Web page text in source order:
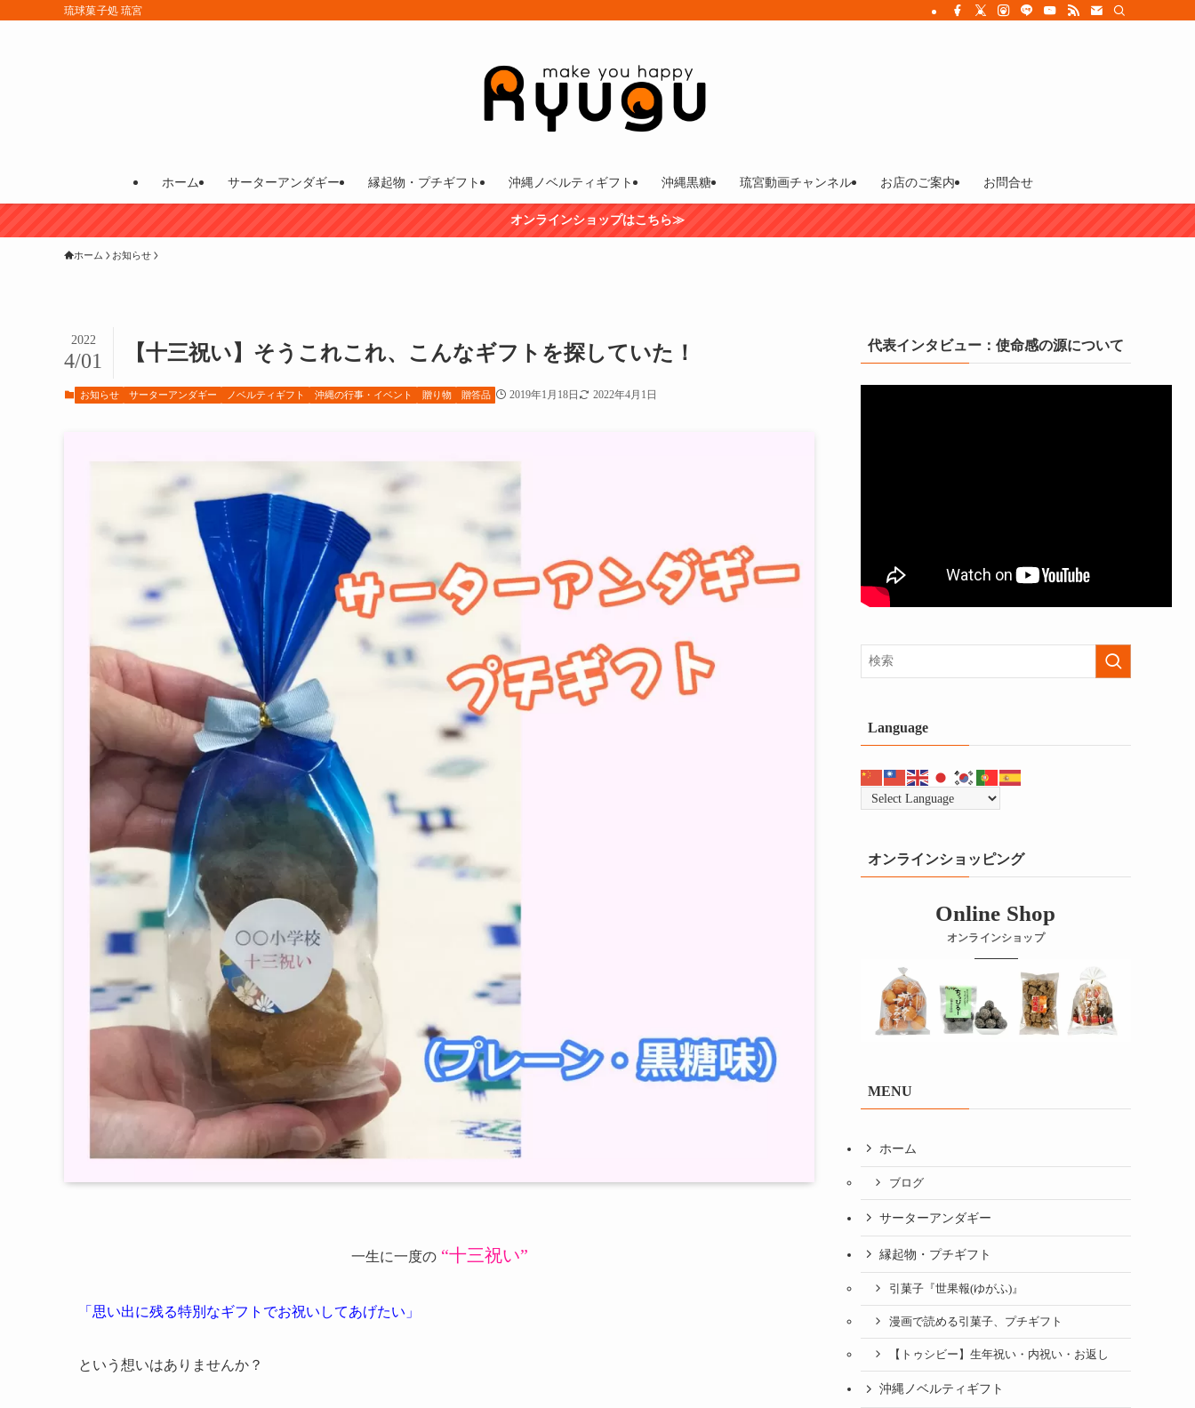
琉球菓子処 琉宮
ホーム サーターアンダギー 縁起物・プチギフト 沖縄ノベルティギフト 沖縄黒糖 琉宮動画チャンネル お店のご案内 お問合せ
オンラインショップはこちら≫
ホーム お知らせ
【十三祝い】そうこれこれ、こんなギフトを探していた！
2022
4/01
お知らせ サーターアンダギー ノベルティギフト 沖縄の行事・イベント 贈り物 贈答品 2019年1月18日 2022年4月1日
一生に一度の “十三祝い”
「思い出に残る特別なギフトでお祝いしてあげたい」
という想いはありませんか？
代表インタビュー：使命感の源について
Language
オンラインショッピング
Online Shop
オンラインショップ
MENU
ホーム
ブログ
サーターアンダギー
縁起物・プチギフト
引菓子『世果報(ゆがふ)』
漫画で読める引菓子、プチギフト
【トゥシビー】生年祝い・内祝い・お返し
沖縄ノベルティギフト